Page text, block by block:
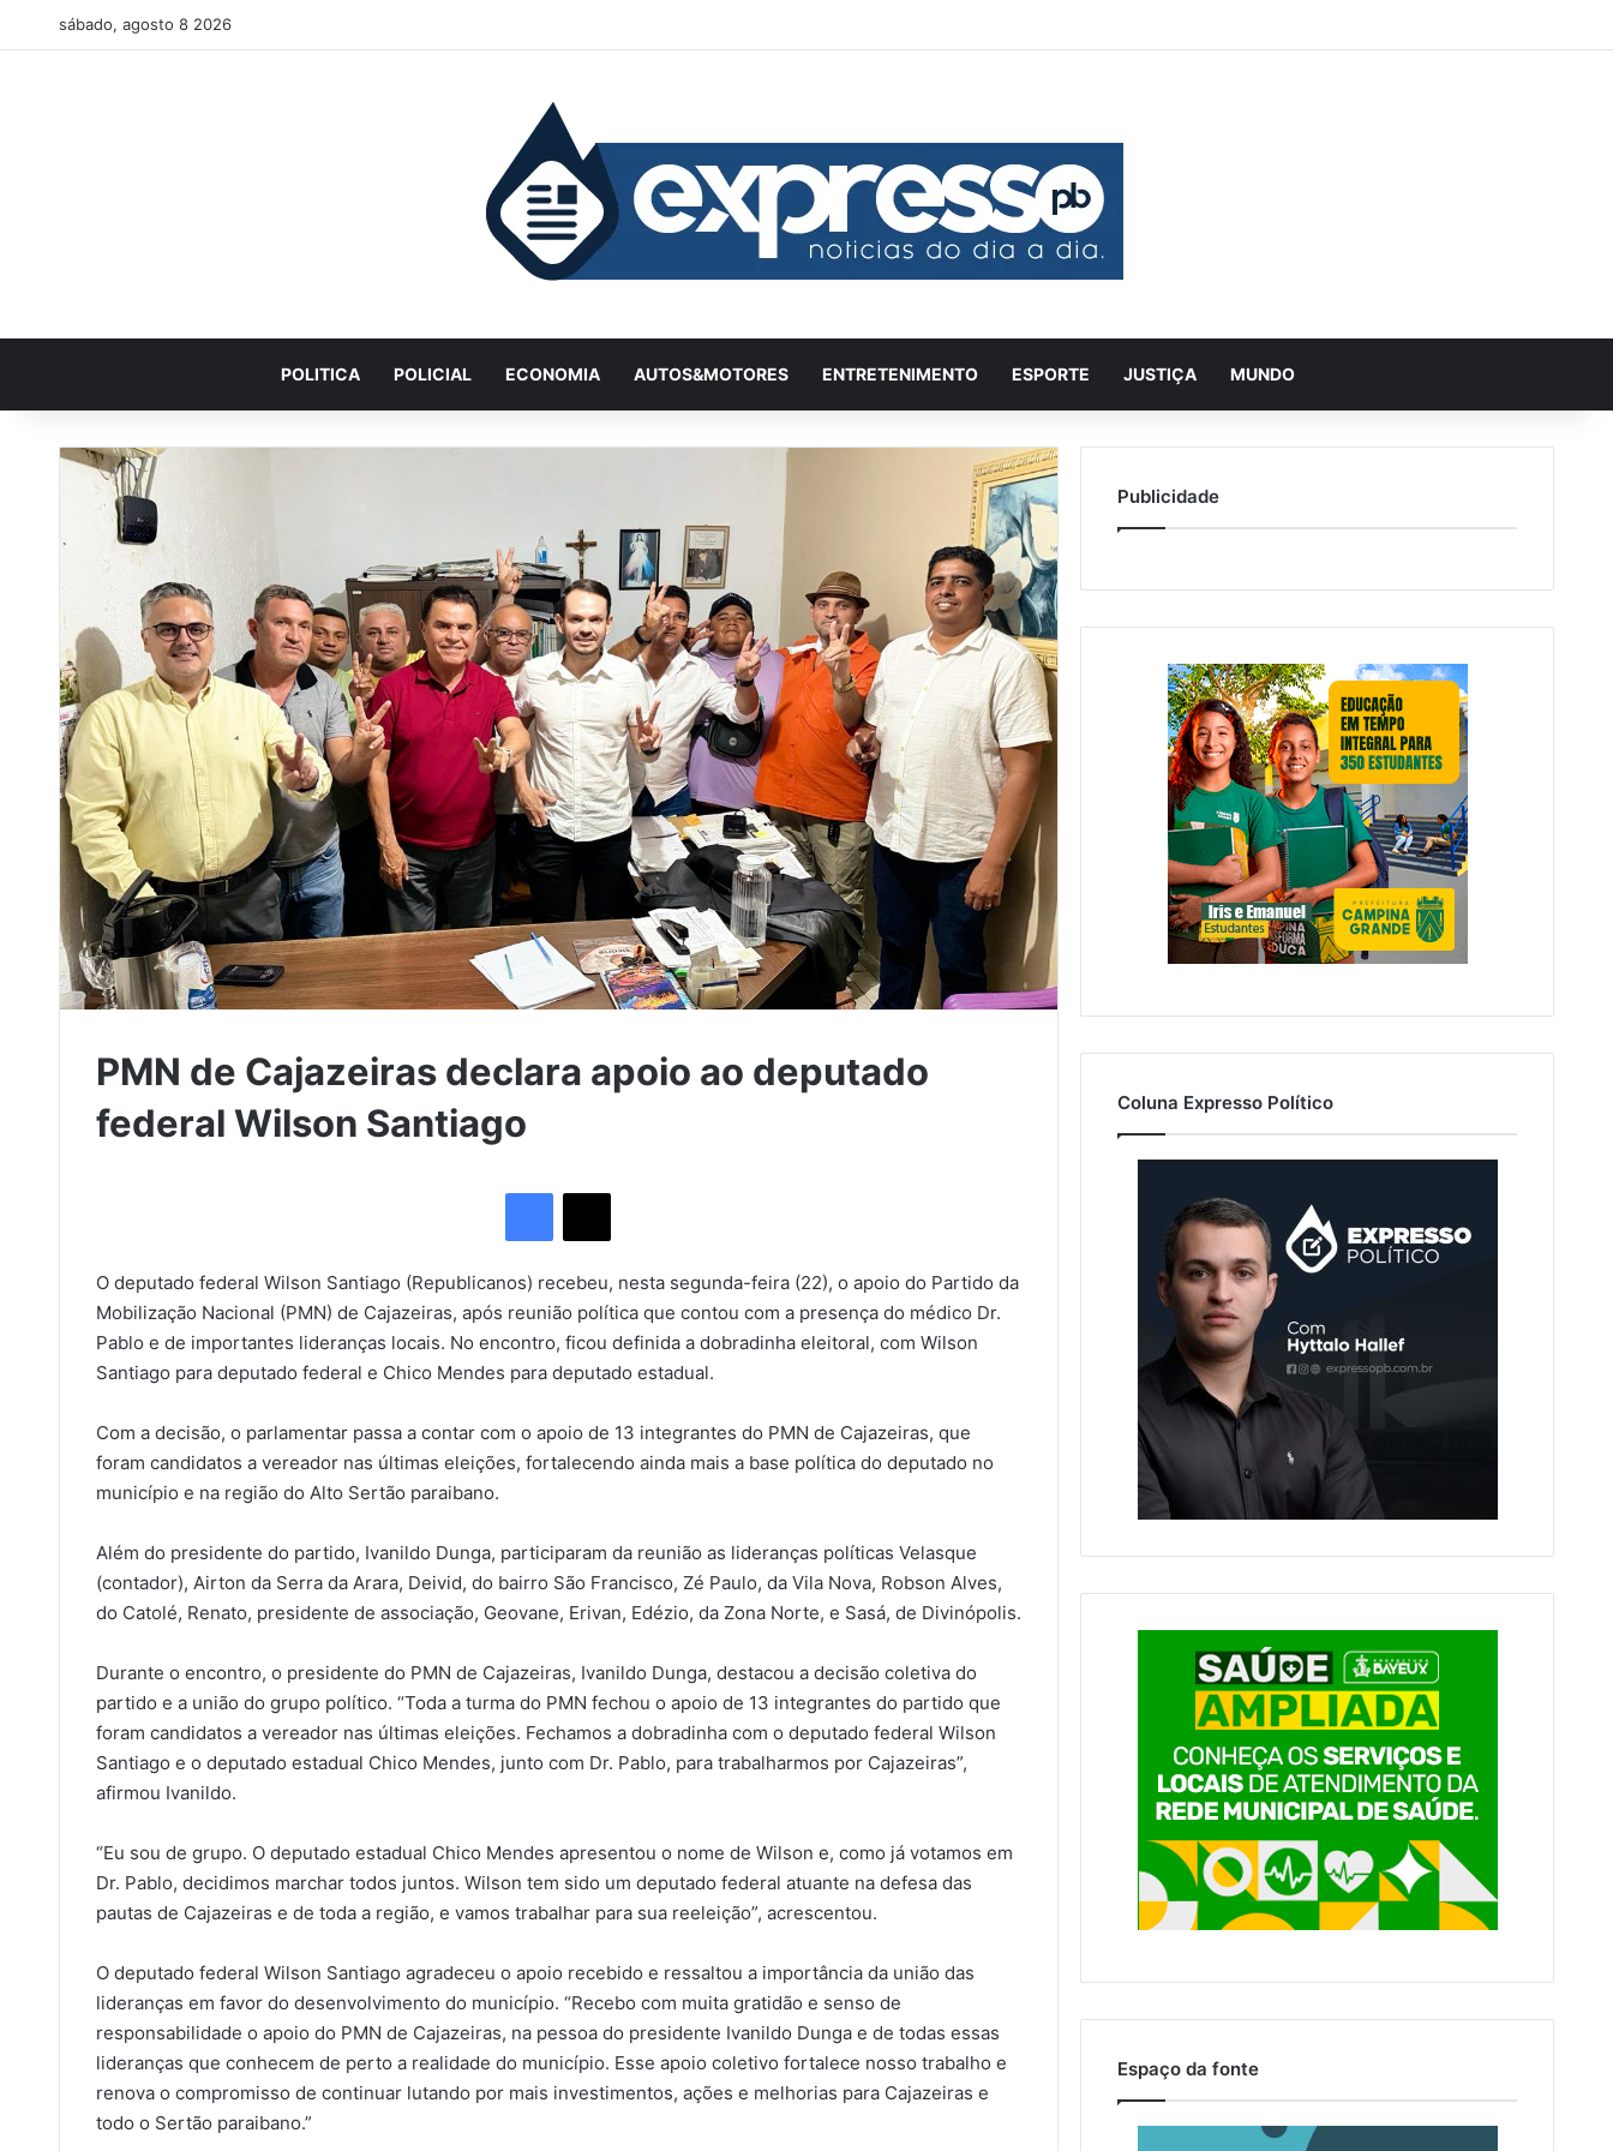
sábado, agosto 8 2026
POLITICA POLICIAL ECONOMIA AUTOS&MOTORES ENTRETENIMENTO ESPORTE JUSTIÇA MUNDO
PMN de Cajazeiras declara apoio ao deputado
federal Wilson Santiago
O deputado federal Wilson Santiago (Republicanos) recebeu, nesta segunda-feira (22), o apoio do Partido da
Mobilização Nacional (PMN) de Cajazeiras, após reunião política que contou com a presença do médico Dr.
Pablo e de importantes lideranças locais. No encontro, ficou definida a dobradinha eleitoral, com Wilson
Santiago para deputado federal e Chico Mendes para deputado estadual.
Com a decisão, o parlamentar passa a contar com o apoio de 13 integrantes do PMN de Cajazeiras, que
foram candidatos a vereador nas últimas eleições, fortalecendo ainda mais a base política do deputado no
município e na região do Alto Sertão paraibano.
Além do presidente do partido, Ivanildo Dunga, participaram da reunião as lideranças políticas Velasque
(contador), Airton da Serra da Arara, Deivid, do bairro São Francisco, Zé Paulo, da Vila Nova, Robson Alves,
do Catolé, Renato, presidente de associação, Geovane, Erivan, Edézio, da Zona Norte, e Sasá, de Divinópolis.
Durante o encontro, o presidente do PMN de Cajazeiras, Ivanildo Dunga, destacou a decisão coletiva do
partido e a união do grupo político. “Toda a turma do PMN fechou o apoio de 13 integrantes do partido que
foram candidatos a vereador nas últimas eleições. Fechamos a dobradinha com o deputado federal Wilson
Santiago e o deputado estadual Chico Mendes, junto com Dr. Pablo, para trabalharmos por Cajazeiras”,
afirmou Ivanildo.
“Eu sou de grupo. O deputado estadual Chico Mendes apresentou o nome de Wilson e, como já votamos em
Dr. Pablo, decidimos marchar todos juntos. Wilson tem sido um deputado federal atuante na defesa das
pautas de Cajazeiras e de toda a região, e vamos trabalhar para sua reeleição”, acrescentou.
O deputado federal Wilson Santiago agradeceu o apoio recebido e ressaltou a importância da união das
lideranças em favor do desenvolvimento do município. “Recebo com muita gratidão e senso de
responsabilidade o apoio do PMN de Cajazeiras, na pessoa do presidente Ivanildo Dunga e de todas essas
lideranças que conhecem de perto a realidade do município. Esse apoio coletivo fortalece nosso trabalho e
renova o compromisso de continuar lutando por mais investimentos, ações e melhorias para Cajazeiras e
todo o Sertão paraibano.”
Publicidade
Coluna Expresso Político
Espaço da fonte